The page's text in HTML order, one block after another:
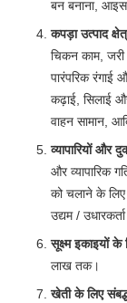
बन बनाना,
कपड़ा उत्पाद
चिकन काम, जरी
पारंपरिक रंगाई
कढ़ाई, सिलाई
वाहन सामान,
व्यापारियों और
और व्यापारिक
को चलाने के लिए
उद्यम /
सूक्ष्म इकाइयों के
लाख तक।
खेती के लिए